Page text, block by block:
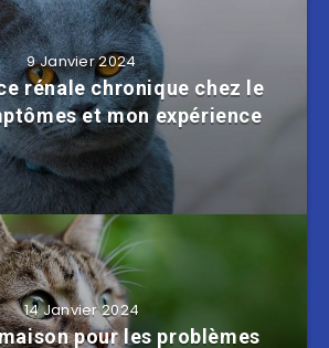
9 Janvier 2024
rénale chronique chez le
et mon expérience
14 Janvier 2024
pour les problèmes